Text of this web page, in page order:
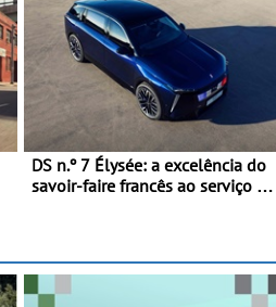
DS n.º 7 Élysée: a excelência do
savoir-faire francês ao serviço do